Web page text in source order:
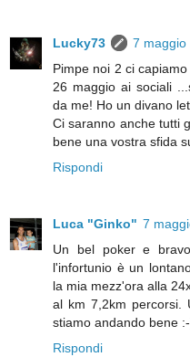
Lucky73
7 maggio
Pimpe noi 2 ci
26 maggio ai sociali
da me! Ho un divano
Ci saranno anche tutti
bene una vostra sfida
Rispondi
Luca "Ginko" 7
Un bel poker e
l'infortunio è un
la mia mezz'ora alla
al km 7,2km percorsi.
stiamo andando bene
Rispondi